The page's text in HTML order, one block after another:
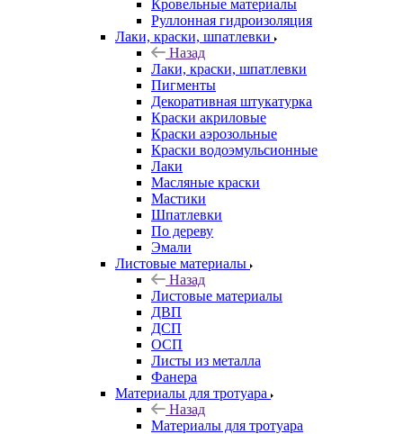
Кровельные материалы
Руллонная гидроизоляция
Лаки, краски, шпатлевки
Назад
Лаки, краски, шпатлевки
Пигменты
Декоративная штукатурка
Краски акриловые
Краски аэрозольные
Краски водоэмульсионные
Лаки
Масляные краски
Мастики
Шпатлевки
По дереву
Эмали
Листовые материалы
Назад
Листовые материалы
ДВП
ДСП
ОСП
Листы из металла
Фанера
Материалы для тротуара
Назад
Материалы для тротуара